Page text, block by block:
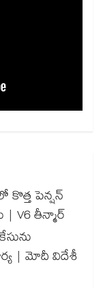
పెన్షన్
V6 తీన్మార్
| మోదీ విదేశీ